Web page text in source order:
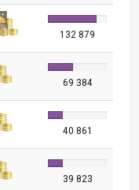
132 879
69 384
40 861
39 823